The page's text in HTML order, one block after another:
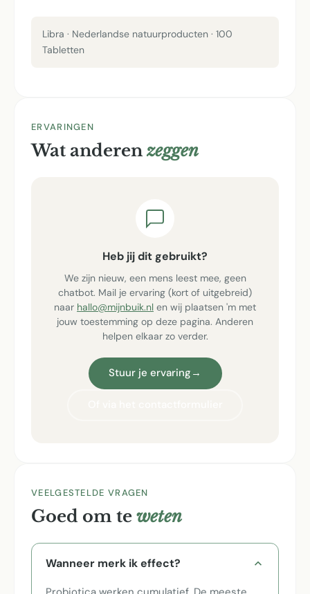
Libra · Nederlandse natuurproducten · 100
Tabletten
ERVARINGEN
Wat anderenzeggen
Heb jij dit gebruikt?
We zijn nieuw, een mens leest mee, geen
chatbot. Mail je ervaring (kort of uitgebreid)
naar hallo@mijnbuik.nl en wij plaatsen 'm met
jouw toestemming op deze pagina. Anderen
helpen elkaar zo verder.
Stuur je ervaring →
VEELGESTELDE VRAGEN
Goed om te weten
Wanneer merk ik effect?